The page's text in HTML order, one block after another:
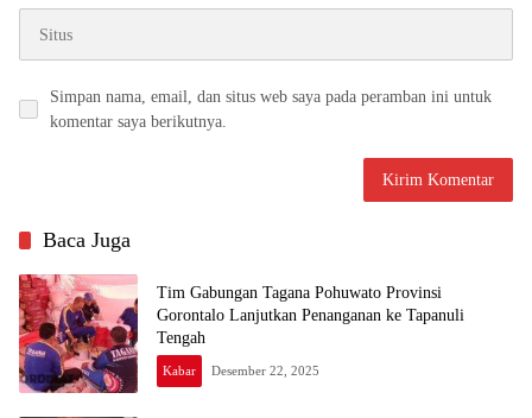
Simpan nama, email, dan situs web saya pada peramban ini untuk
komentar saya berikutnya.
Baca Juga
Tim Gabungan Tagana Pohuwato Provinsi
Gorontalo Lanjutkan Penanganan ke Tapanuli
Tengah
Kabar Desember 22, 2025